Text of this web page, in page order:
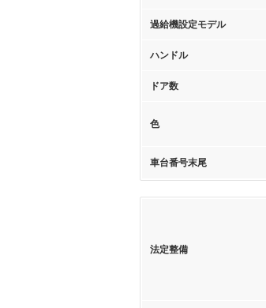
過給機設定モデル
ハンドル
ドア数
色
車台番号末尾
法定整備